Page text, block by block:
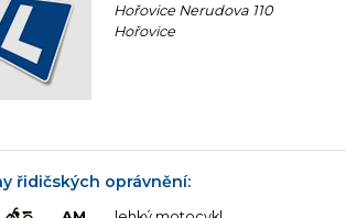
Hořovice Nerudova 110
Hořovice
řidičských oprávnění: